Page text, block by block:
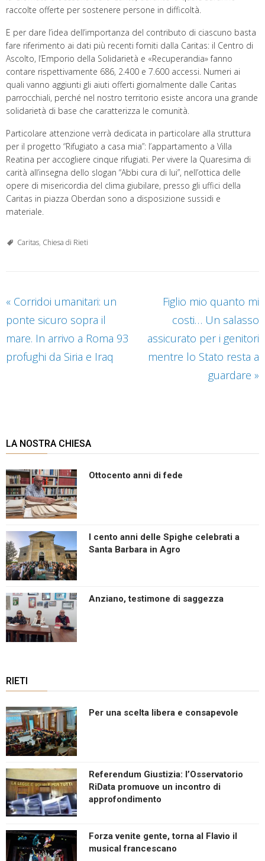
raccolte offerte per sostenere persone in difficoltà.
E per dare l’idea dell’importanza del contributo di ciascuno basta
fare riferimento ai dati più recenti forniti dalla Caritas: il Centro di
Ascolto, l’Emporio della Solidarietà e «Recuperandia» fanno
contare rispettivamente 686, 2.400 e 7.600 accessi. Numeri ai
quali vanno aggiunti gli aiuti offerti giornalmente dalle Caritas
parrocchiali, perché nel nostro territorio esiste ancora una grande
solidarietà di base che caratterizza le comunità.
Particolare attenzione verrà dedicata in particolare alla struttura
per il progetto “Rifugiato a casa mia”: l’appartamento a Villa
Reatina per accogliere cinque rifugiati. Per vivere la Quaresima di
carità all’insegna dello slogan “Abbi cura di lui”, nell’ottica delle
opere di misericordia del clima giubilare, presso gli uffici della
Caritas in piazza Oberdan sono a disposizione sussidi e
materiale.
Caritas, Chiesa di Rieti
« Corridoi umanitari: un
ponte sicuro sopra il
mare. In arrivo a Roma 93
profughi da Siria e Iraq
Figlio mio quanto mi
costi… Un salasso
assicurato per i genitori
mentre lo Stato resta a
guardare »
LA NOSTRA CHIESA
Ottocento anni di fede
I cento anni delle Spighe celebrati a
Santa Barbara in Agro
Anziano, testimone di saggezza
RIETI
Per una scelta libera e consapevole
Referendum Giustizia: l’Osservatorio
RiData promuove un incontro di
approfondimento
Forza venite gente, torna al Flavio il
musical francescano